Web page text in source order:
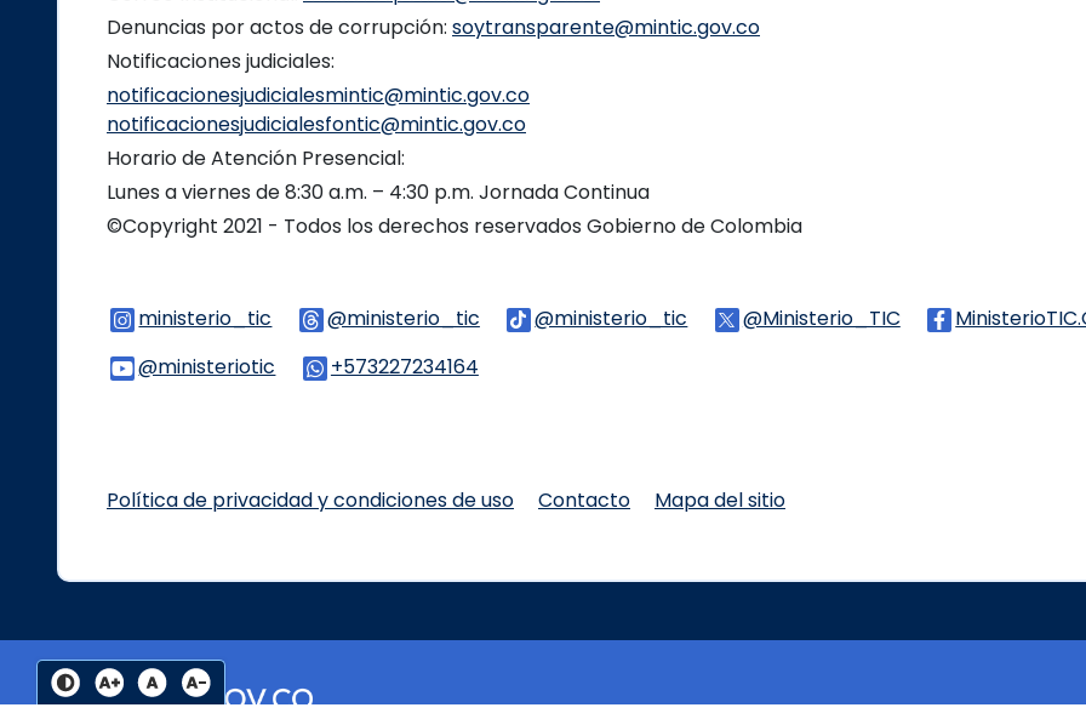
Denuncias por actos de corrupción: soytransparente@mintic.gov.co
Notificaciones judiciales:
notificacionesjudicialesmintic@mintic.gov.co
notificacionesjudicialesfontic@mintic.gov.co
Horario de Atención Presencial:
Lunes a viernes de 8:30 a.m. – 4:30 p.m. Jornada Continua
©Copyright 2021 - Todos los derechos reservados Gobierno de Colombia
ministerio_tic Logo Instagram
@ministerio_tic Logo Threads
@ministerio_tic Logo Tiktok
@Ministerio_TIC Logo Twitter
@ministeriotic Logo Youtube
+573227234164
Política de privacidad y condiciones de uso Contacto Mapa del sitio
Logo marca Colombia
Botón contraste
Botón Aumentar el tamaño del texto
Botón restablecer el tamaño del texto
Botón Reducir el tamaño del texto